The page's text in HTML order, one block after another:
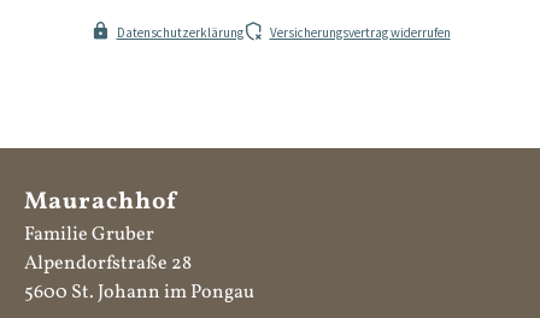
Maurachhof
Familie Gruber
Alpendorfstraße 28
5600 St. Johann im Pongau